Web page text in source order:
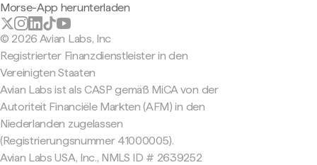
Morse-App herunterladen
© 2026 Avian Labs, Inc
Registrierter Finanzdienstleister in den
Vereinigten Staaten
Avian Labs ist als CASP gemäß MiCA von der
Autoriteit Financiële Markten (AFM) in den
Niederlanden zugelassen
(Registrierungsnummer 41000005).
Avian Labs USA, Inc., NMLS ID # 2639252